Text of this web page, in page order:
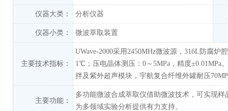
仪器大类： 分析仪器
仪器小类： 微波萃取装置
主要技术指标：
UWave-2000采用2450MHz微波源，316L防腐
1℃；压电晶体测压：0～5MPa，精度±0.01MPa
拌及紫外超声模块，宇航复合纤维外罐耐压
主要功能：
多功能微波合成萃取仪借助微波技术，可实现
为多领域实验分析提供有力支持。